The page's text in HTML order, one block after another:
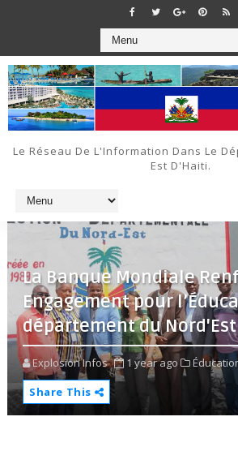
Le Réseau De L'Information Dans Le
Est D'Haiti.
La Banque Mondiale
Engagement pour
département du Nord'Est
Explosion Infos 1 year ago
Share This